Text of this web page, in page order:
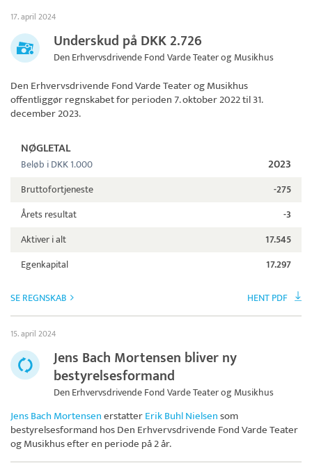
17. april 2024
Underskud på DKK 2.726
Den Erhvervsdrivende Fond Varde Teater og Musikhus
Den Erhvervsdrivende Fond Varde Teater og Musikhus
offentliggør regnskabet for perioden 7. oktober 2022 til 31.
december 2023.
NØGLETAL
Beløb i DKK 1.000 2023
Bruttofortjeneste
-275
Årets resultat
-3
Aktiver i alt
17.545
Egenkapital
17.297
SE REGNSKAB HENT PDF
15. april 2024
Jens Bach Mortensen bliver ny
bestyrelsesformand
Den Erhvervsdrivende Fond Varde Teater og Musikhus
Jens Bach MortensenerstatterErik Buhl Nielsensom
bestyrelsesformand hosDen Erhvervsdrivende Fond Varde Teater
og Musikhusefter en periode på 2 år.